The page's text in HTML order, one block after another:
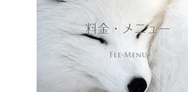
料金・メニュー
Fee-Menu